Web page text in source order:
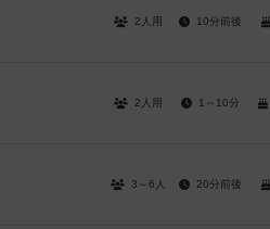
2人用 10分前後
2人用 1～10分
3～6人 20分前後